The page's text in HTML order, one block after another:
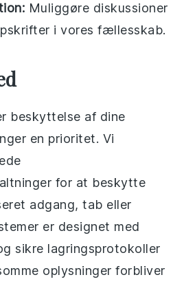
Muliggøre diskussioner
i vores fællesskab.
beskyttelse af dine
en prioritet. Vi
for at beskytte
adgang, tab eller
er designet med
sikre lagringsprotokoller
oplysninger forbliver